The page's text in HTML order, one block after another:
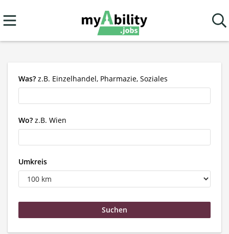
Was? z.B. Einzelhandel, Pharmazie, Soziales
Wo? z.B. Wien
Umkreis